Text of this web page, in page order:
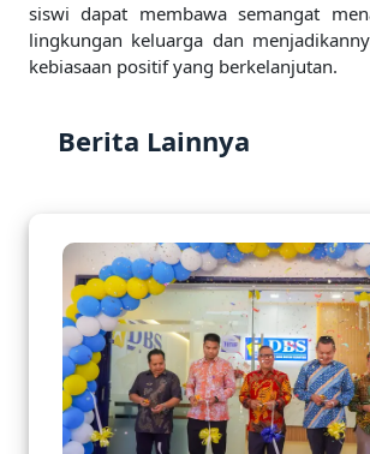
siswi dapat membawa semangat
lingkungan keluarga dan
kebiasaan positif yang berkelanjutan.
Berita Lainnya